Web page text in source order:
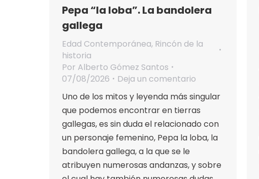
Pepa “la loba”. La bandolera
gallega
Edad Contemporánea, Rincón de la
historia
Por Alberto Gómez Santos
07/08/2026
Deja un comentario
Uno de los mitos y leyenda más singular
que podemos encontrar en tierras
gallegas, es sin duda el relacionado con
un personaje femenino, Pepa la loba, la
bandolera gallega, a la que se le
atribuyen numerosas andanzas, y sobre